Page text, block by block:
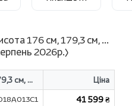
176 см, 179,3 см, ...
2026р.)
см, ... Ціна
41 599 ₴